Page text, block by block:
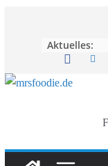
Aktuelles: